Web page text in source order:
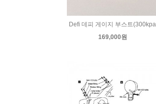
Defi 데피 게이지 부스트(300kpa
169,000원